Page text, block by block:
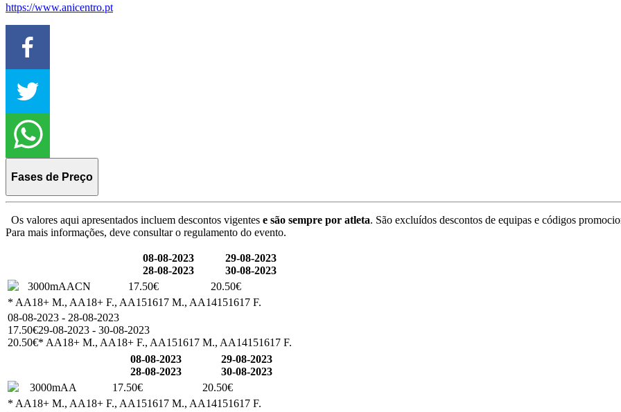
https://www.anicentro.pt
Fases de Preço
Os valores aqui apresentados incluem descontos vigentes e são sempre por atleta. São excluídos descontos de equipas e códigos
Para mais informações, deve consultar o regulamento do evento.
08-08-2023
28-08-2023
29-08-2023
30-08-2023
3000mAACN
17.50€
20.50€
* AA18+ M., AA18+ F., AA151617 M., AA14151617 F.
08-08-2023 - 28-08-2023
17.50€29-08-2023 - 30-08-2023
20.50€* AA18+ M., AA18+ F., AA151617 M., AA14151617 F.
08-08-2023
28-08-2023
29-08-2023
30-08-2023
3000mAA
17.50€
20.50€
* AA18+ M., AA18+ F., AA151617 M., AA14151617 F.